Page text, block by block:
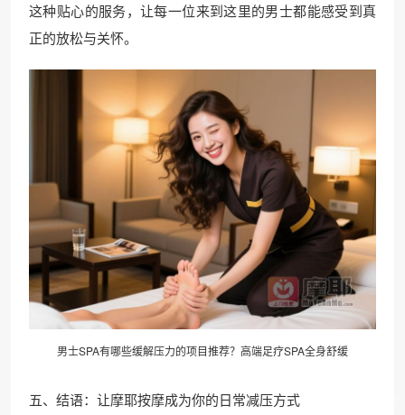
这种贴心的服务，让每一位来到这里的男士都能感受到真
正的放松与关怀。
男士SPA有哪些缓解压力的项目推荐？高端足疗SPA全身舒缓
五、结语：让摩耶按摩成为你的日常减压方式